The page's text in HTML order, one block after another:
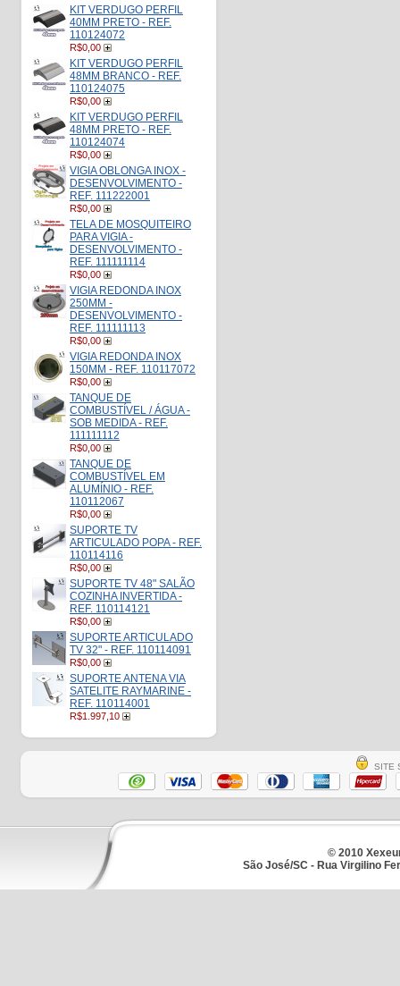
KIT VERDUGO PERFIL
40MM PRETO - REF.
110124072
R$0,00
KIT VERDUGO PERFIL
48MM BRANCO - REF.
110124075
R$0,00
KIT VERDUGO PERFIL
48MM PRETO - REF.
110124074
R$0,00
VIGIA OBLONGA INOX -
DESENVOLVIMENTO -
REF. 111222001
R$0,00
TELA DE MOSQUITEIRO
PARA VIGIA -
DESENVOLVIMENTO -
REF. 111111114
R$0,00
VIGIA REDONDA INOX
250MM -
DESENVOLVIMENTO -
REF. 111111113
R$0,00
VIGIA REDONDA INOX
150MM - REF. 110117072
R$0,00
TANQUE DE
COMBUSTÍVEL / ÁGUA -
SOB MEDIDA - REF.
111111112
R$0,00
TANQUE DE
COMBUSTÍVEL EM
ALUMÍNIO - REF.
110112067
R$0,00
SUPORTE TV
ARTICULADO POPA - REF.
110114116
R$0,00
SUPORTE TV 48" SALÃO
COZINHA INVERTIDA -
REF. 110114121
R$0,00
SUPORTE ARTICULADO
TV 32" - REF. 110114091
R$0,00
SUPORTE ANTENA VIA
SATELITE RAYMARINE -
REF. 110114001
R$1.997,10
SITE
© 2010
São José/SC - Rua Virgilino